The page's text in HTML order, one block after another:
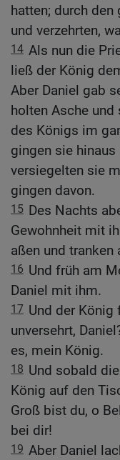
hatten; durch
und verzehrten,
14 Als nun die
ließ der König
Aber Daniel gab
holten Asche und
des Königs im
gingen sie
versiegelten sie
gingen davon.
15 Des Nachts
Gewohnheit mit
aßen und tranken
16 Und früh am
Daniel mit ihm.
17 Und der König
unversehrt,
es, mein König.
18 Und sobald
König auf den
Groß bist du, o
bei dir!
19 Aber Daniel